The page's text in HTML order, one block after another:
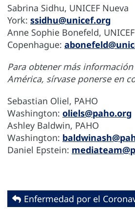
Sabrina Sidhu, UNICEF Nueva
York: ssidhu@unicef.org
Anne Sophie Bonefeld, UNICEF
Copenhague:
Para obtener más
América, sírvase ponerse en
Sebastian Oliel, PAHO
Washington: oliels@paho.org
Ashley Baldwin, PAHO
Washington:
Daniel Epstein:
Enfermedad por el